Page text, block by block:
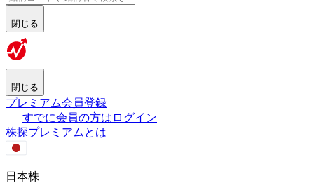
閉じる
閉じる
プレミアム会員登録
すでに会員の方はログイン
株探プレミアムとは
日本株